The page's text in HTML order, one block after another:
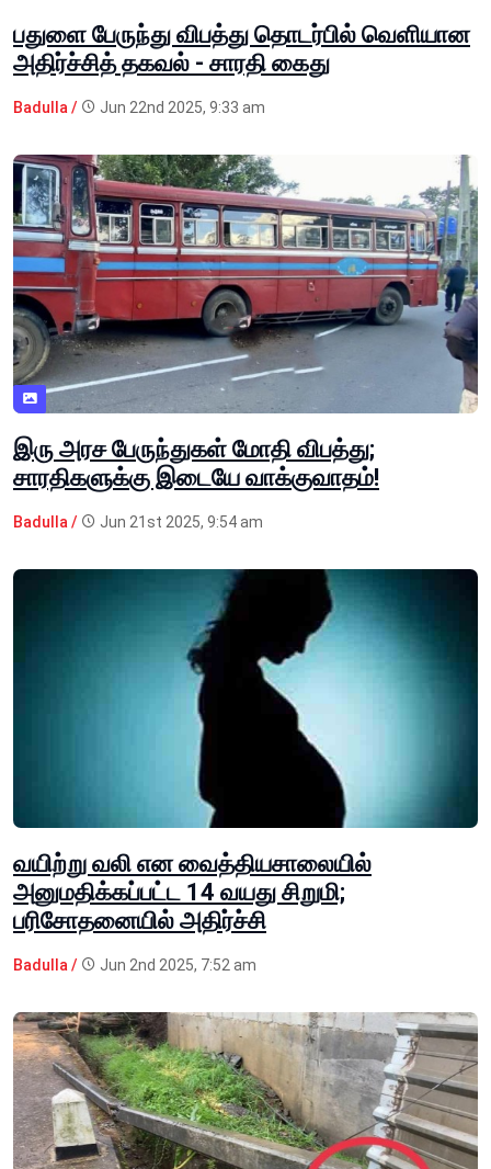
பதுளை பேருந்து விபத்து தொடர்பில் வெளியான
அதிர்ச்சித் தகவல் - சாரதி கைது
Badulla / Jun 22nd 2025, 9:33 am
இரு அரச பேருந்துகள் மோதி விபத்து;
சாரதிகளுக்கு இடையே வாக்குவாதம்!
Badulla / Jun 21st 2025, 9:54 am
வயிற்று வலி என வைத்தியசாலையில்
அனுமதிக்கப்பட்ட 14 வயது சிறுமி;
பரிசோதனையில் அதிர்ச்சி
Badulla / Jun 2nd 2025, 7:52 am